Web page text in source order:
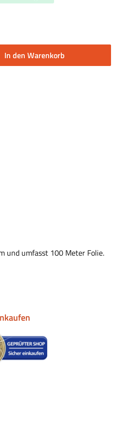
benutze die Schaltflächen um die
In den Warenkorb
und umfasst 100 Meter Folie.